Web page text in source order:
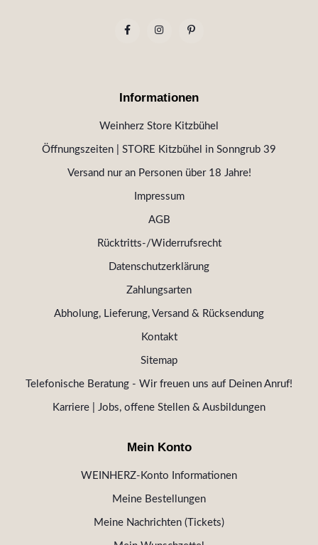
Informationen
Weinherz Store Kitzbühel
Öffnungszeiten | STORE Kitzbühel in Sonngrub 39
Versand nur an Personen über 18 Jahre!
Impressum
AGB
Rücktritts-/Widerrufsrecht
Datenschutzerklärung
Zahlungsarten
Abholung, Lieferung, Versand & Rücksendung
Kontakt
Sitemap
Telefonische Beratung - Wir freuen uns auf Deinen Anruf!
Karriere | Jobs, offene Stellen & Ausbildungen
Mein Konto
WEINHERZ-Konto Informationen
Meine Bestellungen
Meine Nachrichten (Tickets)